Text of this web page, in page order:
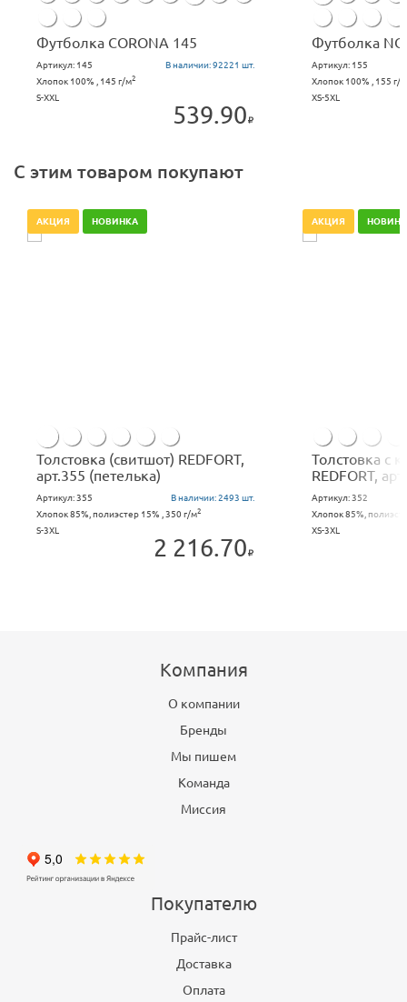
Футболка CORONA 145
Артикул: 145 В наличии:92221 шт.
Хлопок 100% , 145 г/м2
S-XXL
539.90
Футболка
Артикул: 155
Хлопок 100% , 155 г/м
XS-5XL
С этим товаром покупают
АКЦИЯ НОВИНКА
Толстовка (свитшот) REDFORT,
арт.355 (петелька)
Артикул:355 В наличии:2493 шт.
Хлопок 85%, полиэстер 15% , 350 г/м2
S-3XL
2 216.70
АКЦИЯ
Толстовка с
REDFORT,
Артикул: 352
Хлопок 85%,
XS-3XL
Компания
О компании
Бренды
Мы пишем
Команда
Миссия
Покупателю
Прайс-лист
Доставка
Оплата